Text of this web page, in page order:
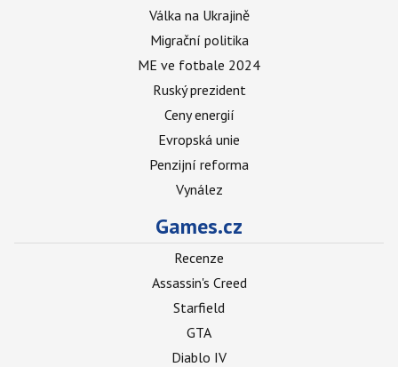
Válka na Ukrajině
Migrační politika
ME ve fotbale 2024
Ruský prezident
Ceny energií
Evropská unie
Penzijní reforma
Vynález
Games.cz
Recenze
Assassin's Creed
Starfield
GTA
Diablo IV